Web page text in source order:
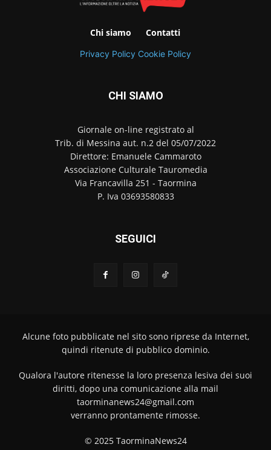
Chi siamo Contatti
Privacy Policy Cookie Policy
CHI SIAMO
Giornale on-line registrato al
Trib. di Messina aut. n.2 del 05/07/2022
Direttore: Emanuele Cammaroto
Associazione Culturale Tauromedia
Via Francavilla 251 - Taormina
P. Iva 03693580833
SEGUICI
Alcune foto pubblicate nel sito sono riprese da Internet,
quindi ritenute di pubblico dominio.
Qualora l'autore ritenesse la loro presenza lesiva dei suoi
diritti, dopo una comunicazione alla mail
taorminanews24@gmail.com
verranno prontamente rimosse.
© 2025 TaorminaNews24